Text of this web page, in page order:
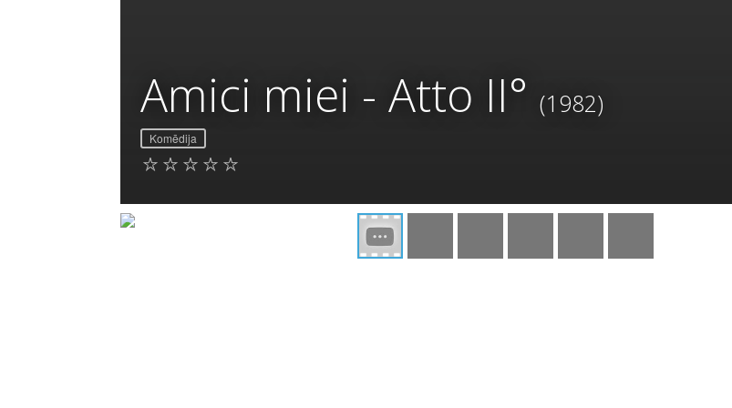
Amici miei - Atto II° (1982)
Komēdija